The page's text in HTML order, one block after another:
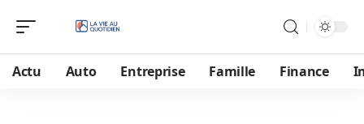
Actu Auto Entreprise Famille Finance